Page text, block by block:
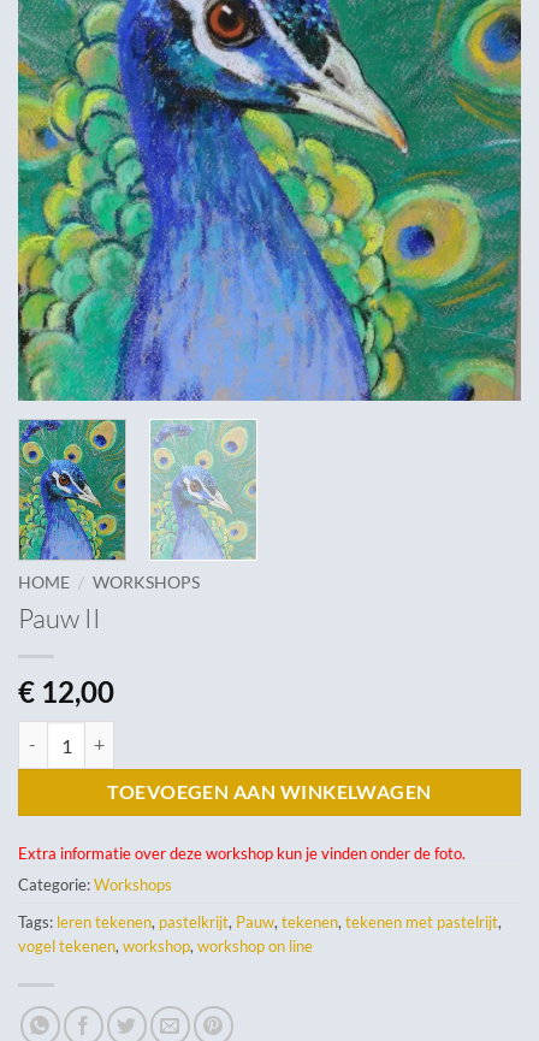
HOME / WORKSHOPS
Pauw II
€ 12,00
TOEVOEGEN AAN WINKELWAGEN
Extra informatie over deze workshop kun je vinden onder de foto.
Categorie:Workshops
Tags: leren tekenen, pastelkrijt, Pauw, tekenen, tekenen met pastelrijt,
vogel tekenen, workshop, workshop on line